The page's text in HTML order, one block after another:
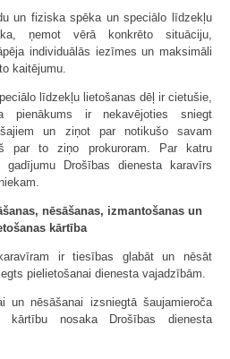
un fiziska spēka un speciālo līdzekļu
ņemot vērā konkrēto situāciju,
individuālās iezīmes un maksimāli
kaitējumu.
līdzekļu lietošanas dēļ ir cietušie,
pienākums ir nekavējoties sniegt
un ziņot par notikušo savam
par to ziņo prokuroram. Par katru
Drošības dienesta karavīrs
nēsāšanas, izmantošanas un
kārtība
ir tiesības glabāt un nēsāt
pielietošanai dienesta vajadzībām.
un nēsāšanai izsniegtā šaujamieroča
kārtību nosaka Drošības dienesta